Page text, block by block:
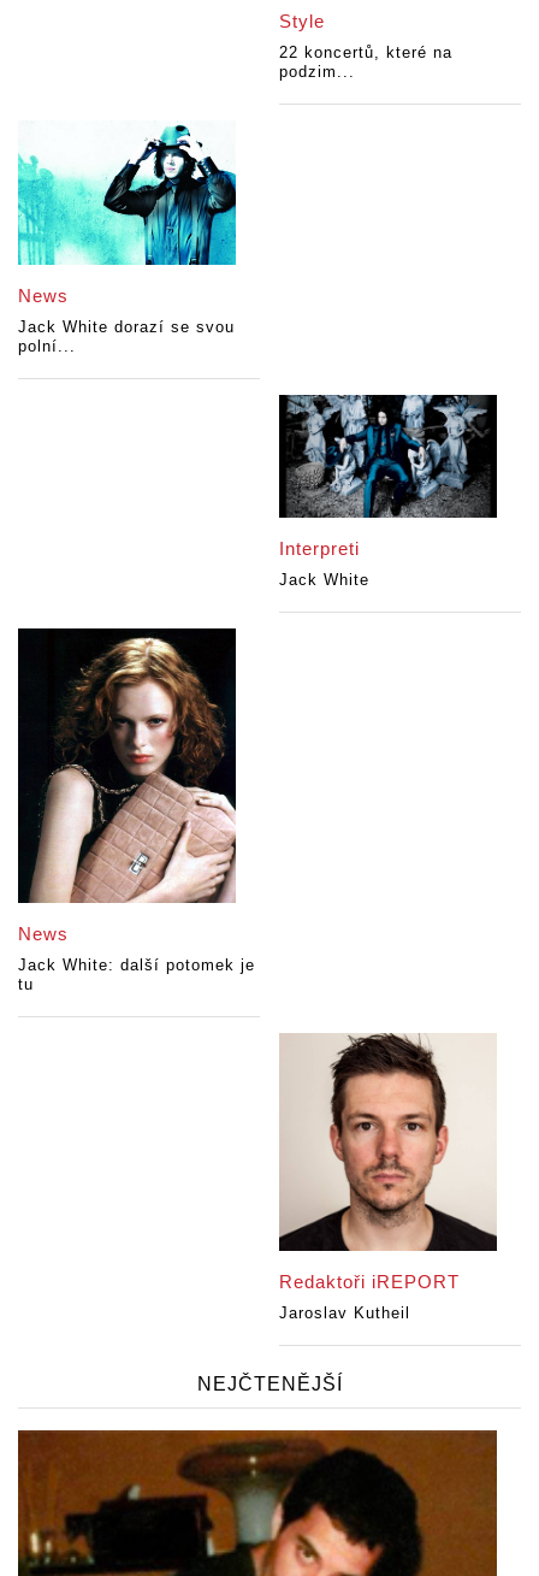
Style
22 koncertů, které na
podzim...
News
Jack White dorazí se svou
polní...
Interpreti
Jack White
News
Jack White: další potomek je
tu
Redaktoři iREPORT
Jaroslav Kutheil
NEJČTENĚJŠÍ